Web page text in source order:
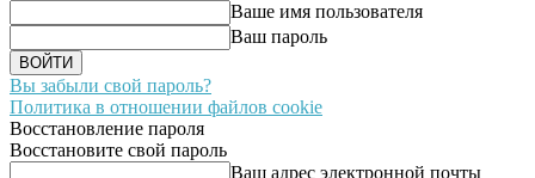
Ваше имя пользователя
Ваш пароль
Вы забыли свой пароль?
Политика в отношении файлов cookie
Восстановление пароля
Восстановите свой пароль
Ваш адрес электронной почты